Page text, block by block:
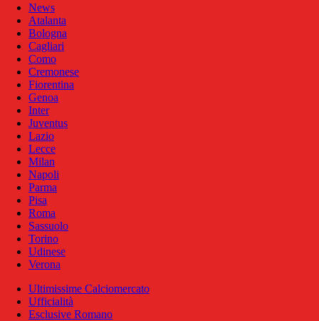
News
Atalanta
Bologna
Cagliari
Como
Cremonese
Fiorentina
Genoa
Inter
Juventus
Lazio
Lecce
Milan
Napoli
Parma
Pisa
Roma
Sassuolo
Torino
Udinese
Verona
Ultimissime Calciomercato
Ufficialità
Esclusive Romano